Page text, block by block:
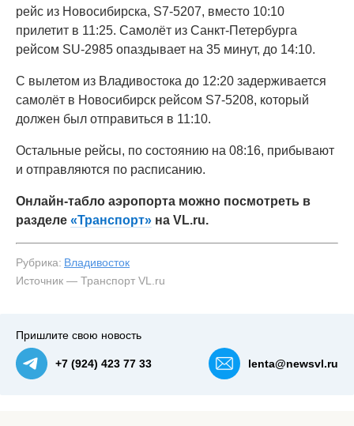
рейс из Новосибирска, S7-5207, вместо 10:10
прилетит в 11:25. Самолёт из Санкт-Петербурга
рейсом SU-2985 опаздывает на 35 минут, до 14:10.
С вылетом из Владивостока до 12:20 задерживается
самолёт в Новосибирск рейсом S7-5208, который
должен был отправиться в 11:10.
Остальные рейсы, по состоянию на 08:16, прибывают
и отправляются по расписанию.
Онлайн-табло аэропорта можно посмотреть в
разделе «Транспорт» на VL.ru.
Рубрика: Владивосток
Источник — Транспорт VL.ru
Пришлите свою новость
+7 (924) 423 77 33 lenta@newsvl.ru